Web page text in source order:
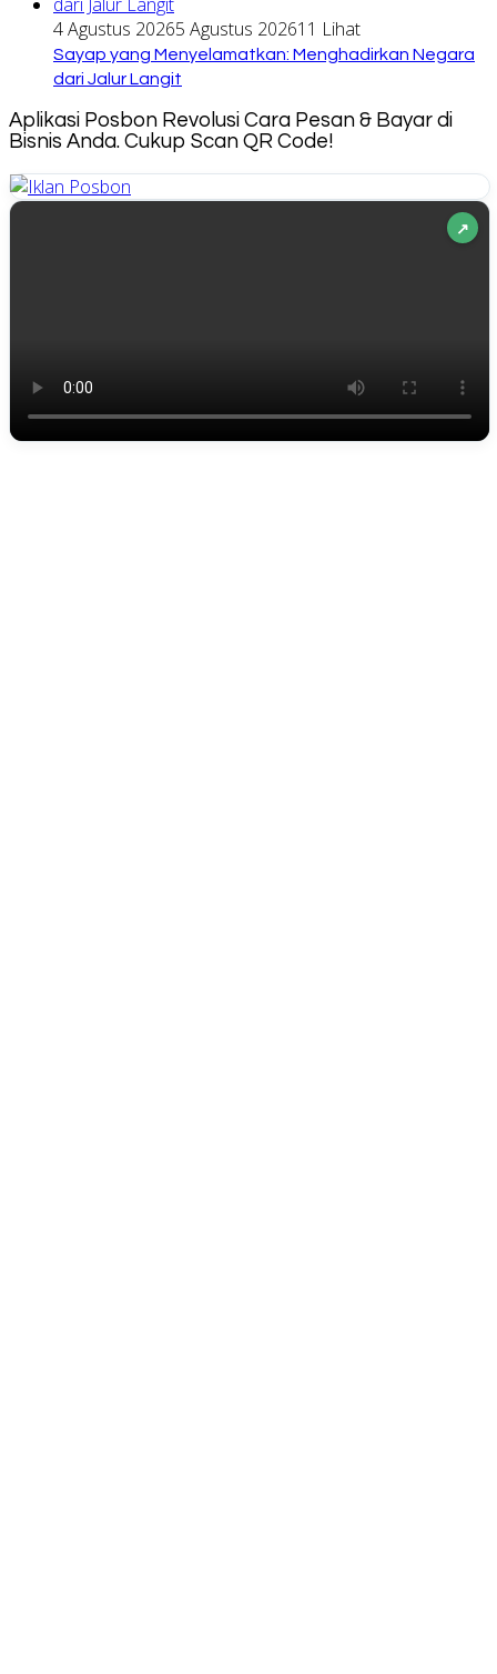
4 Agustus 20265 Agustus 202611 Lihat
Sayap yang Menyelamatkan: Menghadirkan Negara
dari Jalur Langit
Aplikasi Posbon Revolusi Cara Pesan & Bayar di
Bisnis Anda. Cukup Scan QR Code!
↗